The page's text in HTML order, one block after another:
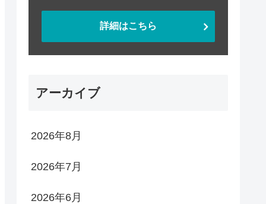
詳細はこちら
アーカイブ
2026年8月
2026年7月
2026年6月